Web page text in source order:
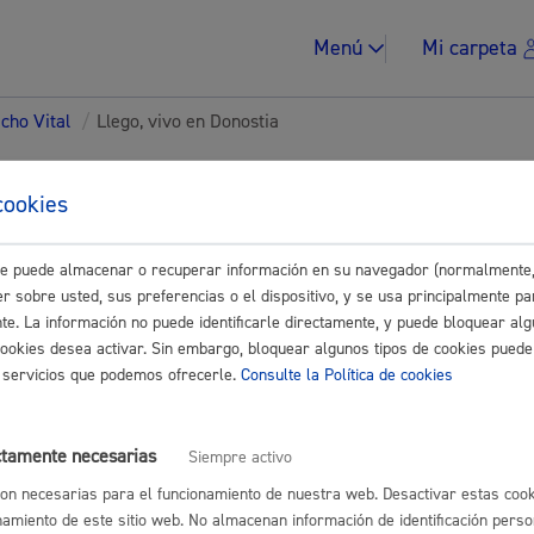
Menú Mi carpeta
Impuestos y
Vital / Llego, vivo en Donostia
para Ciudadanía
Buscar
en Donostia
puede almacenar o recuperar información en su navegador
sobre usted, sus preferencias o el dispositivo, y se usa principalmente
La información no puede identificarle directamente, y puede bloquear
desea activar. Sin embargo, bloquear algunos tipos de cookies
que podemos ofrecerle. Consulte la Política de cookies
necesarias
Siempre activo
necesarias para el funcionamiento de nuestra web. Desactivar estas
de este sitio web. No almacenan información de identificación